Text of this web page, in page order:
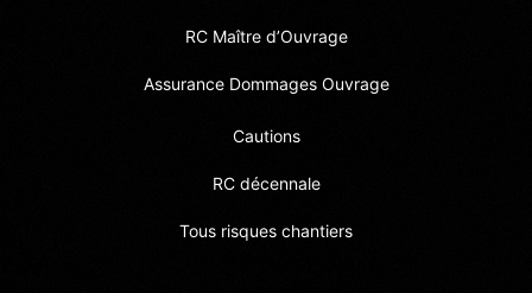
RC Maître d’Ouvrage
Assurance Dommages Ouvrage
Cautions
RC décennale
Tous risques chantiers